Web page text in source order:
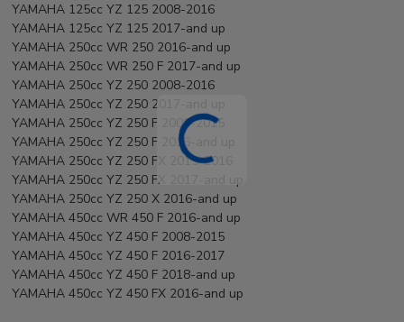
YAMAHA 125cc YZ 125 2008-2016
YAMAHA 125cc YZ 125 2017-and up
YAMAHA 250cc WR 250 2016-and up
YAMAHA 250cc WR 250 F 2017-and up
YAMAHA 250cc YZ 250 2008-2016
YAMAHA 250cc YZ 250 2017-and up
YAMAHA 250cc YZ 250 F 2008-2015
YAMAHA 250cc YZ 250 F 2016-and up
YAMAHA 250cc YZ 250 FX 2015-2016
YAMAHA 250cc YZ 250 FX 2017-and up
YAMAHA 250cc YZ 250 X 2016-and up
YAMAHA 450cc WR 450 F 2016-and up
YAMAHA 450cc YZ 450 F 2008-2015
YAMAHA 450cc YZ 450 F 2016-2017
YAMAHA 450cc YZ 450 F 2018-and up
YAMAHA 450cc YZ 450 FX 2016-and up